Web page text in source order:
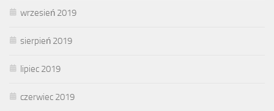
wrzesień 2019
sierpień 2019
lipiec 2019
czerwiec 2019